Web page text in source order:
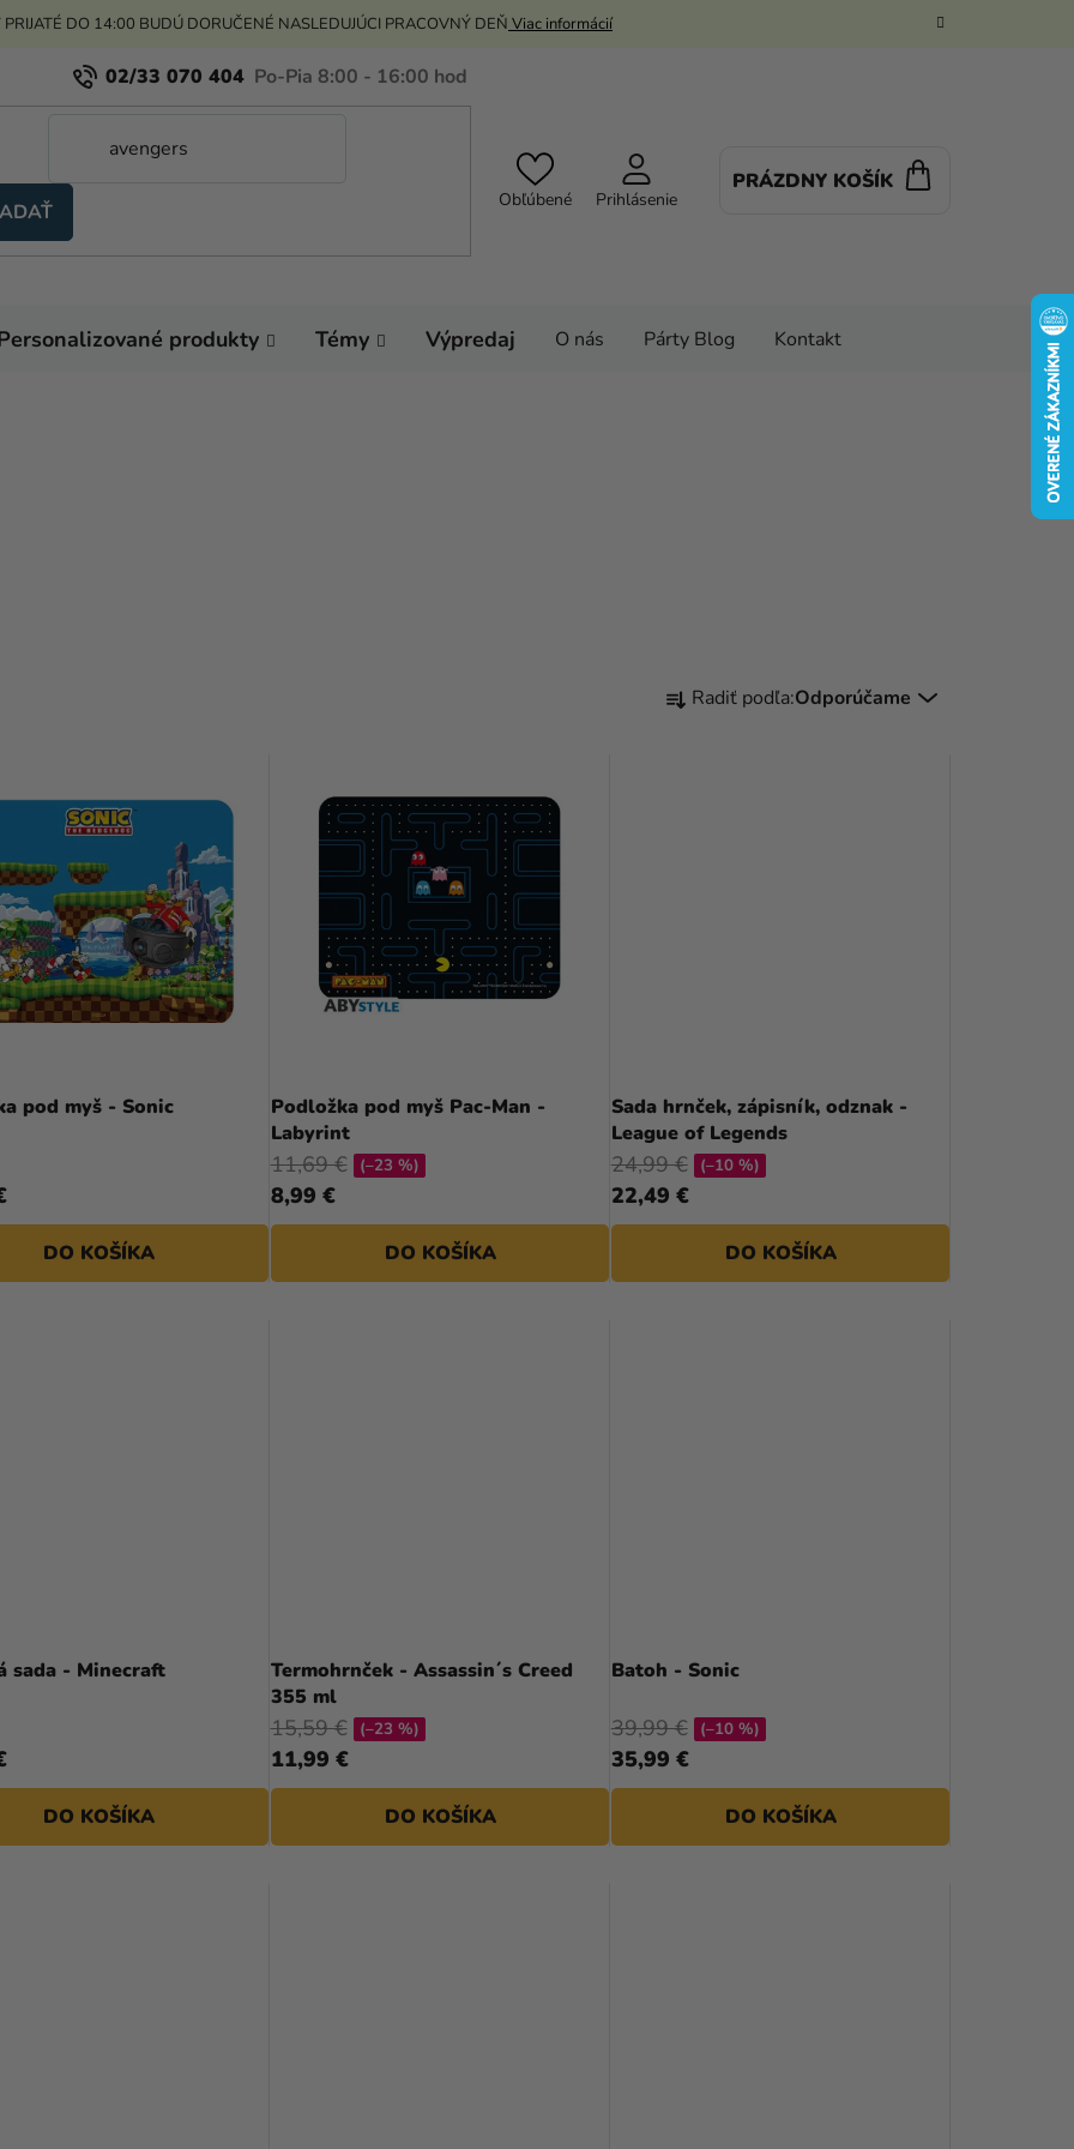
PRIJATÉ DO 14:00 BUDÚ DORUČENÉ NASLEDUJÚCI PRACOVNÝ DEŇ Viac informácií
02/33 070 404
Obľúbené Prihlásenie
PRÁZDNY KOŠÍK
produkty Témy Výpredaj O nás Párty Blog Kontakt
R
D
U
K
T
O
Radiť podľa:Odporúčame
pod myš - Sonic
DO KOŠÍKA
Podložka pod myš Pac-Man -
Labyrint
8,99 €
11,69 € (–23 %)
DO KOŠÍKA
Sada hrnček, zápisník, odznak -
League of Legends
22,49 €
24,99 € (–10 %)
DO KOŠÍKA
sada - Minecraft
DO KOŠÍKA
Termohrnček - Assassin´s Creed
355 ml
11,99 €
15,59 € (–23 %)
DO KOŠÍKA
Batoh - Sonic
35,99 €
39,99 € (–10 %)
DO KOŠÍKA